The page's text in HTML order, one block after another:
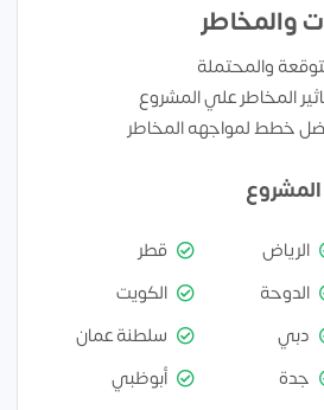
والمخاطر
والمحتملة
المخاطر علي المشروع
خطط لمواجهه المخاطر
المشروع
الرياض
قطر
الدوحة
الكويت
دبي
سلطنة عمان
جدة أبوظبي